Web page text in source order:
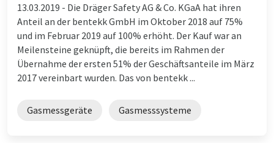
13.03.2019 - Die Dräger Safety AG & Co. KGaA hat ihren
Anteil an der bentekk GmbH im Oktober 2018 auf 75%
und im Februar 2019 auf 100% erhöht. Der Kauf war an
Meilensteine geknüpft, die bereits im Rahmen der
Übernahme der ersten 51% der Geschäftsanteile im März
2017 vereinbart wurden. Das von bentekk ...
Gasmessgeräte Gasmesssysteme